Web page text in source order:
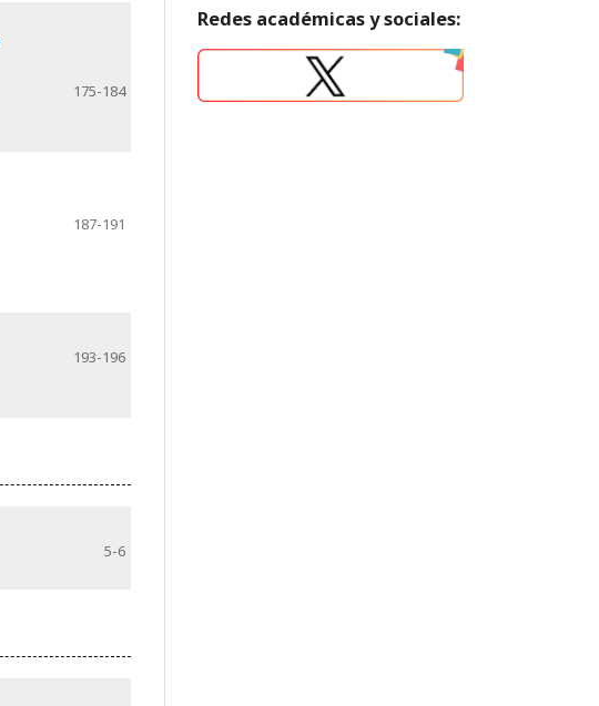
175-184
187-191
193-196
5-6
Redes académicas y sociales: